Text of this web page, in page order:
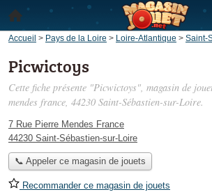
Accueil > Pays de la Loire > Loire-Atlantique > Saint-
Picwictoys
Cette fiche présente "Picwictoys", magasin de
mendes france, 44230 Saint-Sébastien-sur-Loire.
7 Rue Pierre Mendes France
44230 Saint-Sébastien-sur-Loire
📞 Appeler ce magasin de jouets
Recommander ce magasin de jouets